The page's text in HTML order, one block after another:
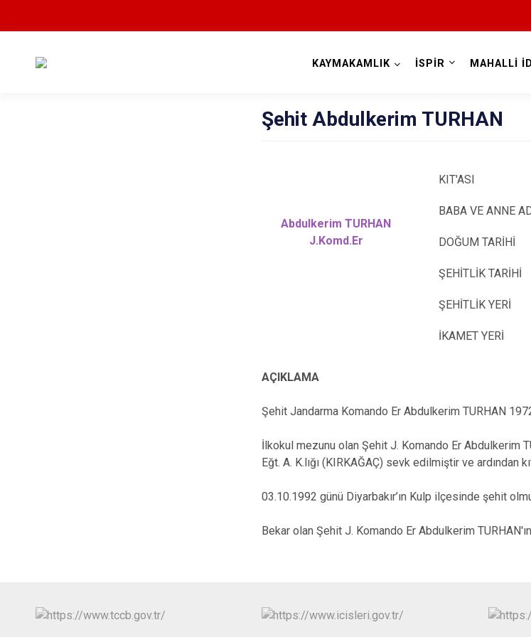
KAYMAKAMLIK İSPİR MAHALLİ
Şehit Abdulkerim TURHAN
Abdulkerim TURHAN
J.Komd.Er
KIT'ASI
BABA VE ANNE
DOĞUM TARİHİ
ŞEHİTLİK TARİHİ
ŞEHİTLİK YERİ
İKAMET YERİ
AÇIKLAMA
Şehit Jandarma Komando Er Abdulkerim TURHAN
İlkokul mezunu olan Şehit J. Komando Er Abdulkerim
Eğt. A. K.lığı (KIRKAĞAÇ) sevk edilmiştir ve ardından
03.10.1992 günü Diyarbakır’ın Kulp ilçesinde şehit
Bekar olan Şehit J. Komando Er Abdulkerim